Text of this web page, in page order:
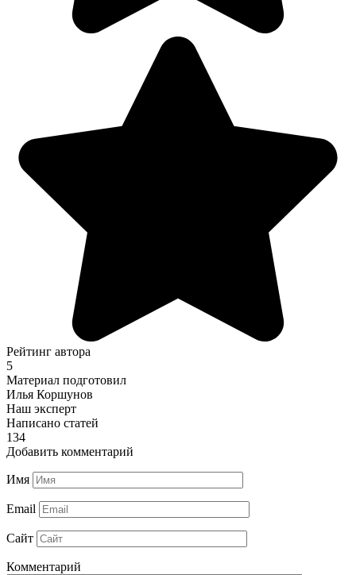
Рейтинг автора
5
Материал подготовил
Илья Коршунов
Наш эксперт
Написано статей
134
Добавить комментарий
Имя
Email
Сайт
Комментарий